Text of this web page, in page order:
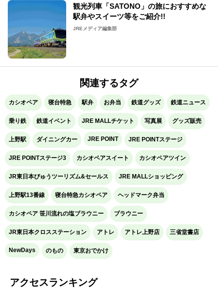
観光列車「SATONO」の旅におすすめな
駅弁やスイーツ等をご紹介!!
JREメディア編集部
関連するタグ
カシオペア 寝台特急 駅弁 お弁当 鉄道グッズ 鉄道ニュース
乗り鉄 鉄道イベント JRE MALLチケット 写真展 グッズ販売
上野駅 ダイニングカー JRE POINT JRE POINTステージ
JRE POINTステージ3 カシオペアスイート カシオペアツイン
JR東日本びゅうツーリズム&セールス JRE MALLショッピング
上野駅13番線 寝台特急カシオペア ヘッドマーク弁当
カシオペア 笹川流れの塩ブラウニー ブラウニー
JR東日本クロスステーション アトレ アトレ上野店 三省堂書店
NewDays のもの 東京おでかけ
アクセスランキング